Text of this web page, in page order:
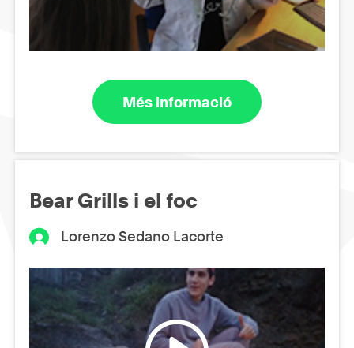
Més informació
Bear Grills i el foc
Lorenzo Sedano Lacorte